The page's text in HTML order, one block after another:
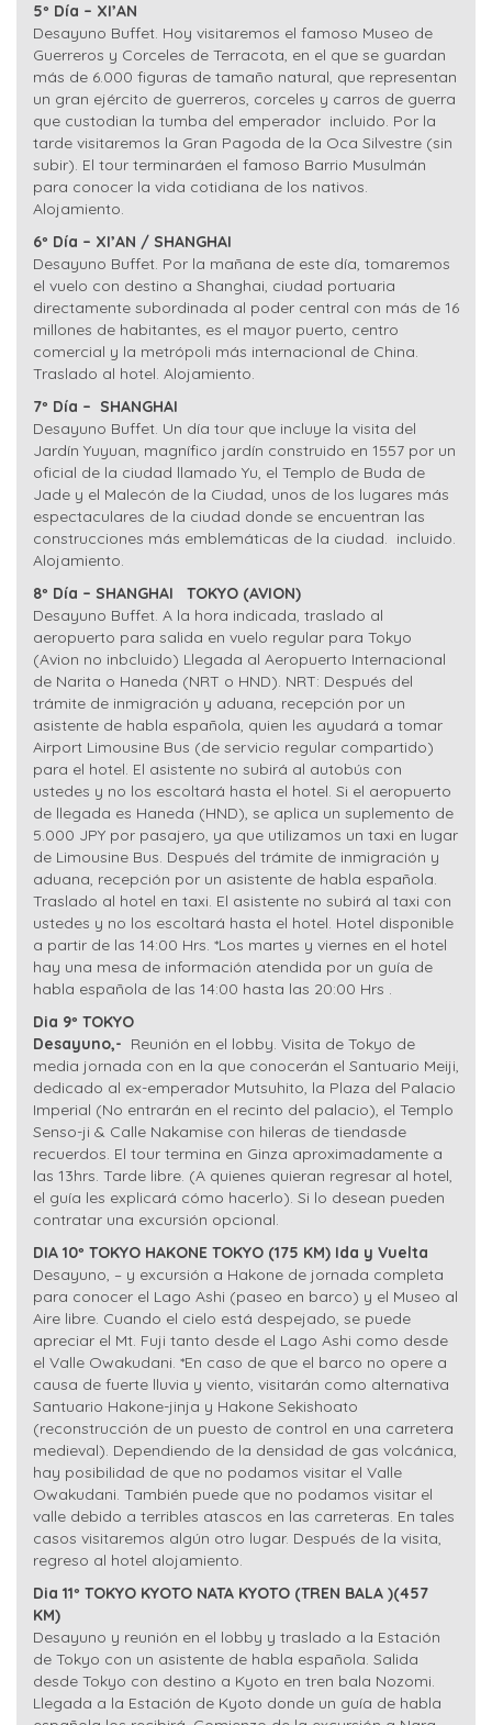
5º Día – XI’AN
Desayuno Buffet. Hoy visitaremos el famoso Museo de
Guerreros y Corceles de Terracota, en el que se guardan
más de 6.000 figuras de tamaño natural, que representan
un gran ejército de guerreros, corceles y carros de guerra
que custodian la tumba del emperador incluido. Por la
tarde visitaremos la Gran Pagoda de la Oca Silvestre (sin
subir). El tour terminaráen el famoso Barrio Musulmán
para conocer la vida cotidiana de los nativos.
Alojamiento.
6º Día – XI’AN / SHANGHAI
Desayuno Buffet. Por la mañana de este día, tomaremos
el vuelo con destino a Shanghai, ciudad portuaria
directamente subordinada al poder central con más de 16
millones de habitantes, es el mayor puerto, centro
comercial y la metrópoli más internacional de China.
Traslado al hotel. Alojamiento.
7º Día – SHANGHAI
Desayuno Buffet. Un día tour que incluye la visita del
Jardín Yuyuan, magnífico jardín construido en 1557 por un
oficial de la ciudad llamado Yu, el Templo de Buda de
Jade y el Malecón de la Ciudad, unos de los lugares más
espectaculares de la ciudad donde se encuentran las
construcciones más emblemáticas de la ciudad. incluido.
Alojamiento.
8º Día – SHANGHAI
TOKYO (AVION)
Desayuno Buffet. A la hora indicada, traslado al
aeropuerto para salida en vuelo regular para Tokyo
(Avion no inbcluido) Llegada al Aeropuerto Internacional
de Narita o Haneda (NRT o HND). NRT: Después del
trámite de inmigración y aduana, recepción por un
asistente de habla española, quien les ayudará a tomar
Airport Limousine Bus (de servicio regular compartido)
para el hotel. El asistente no subirá al autobús con
ustedes y no los escoltará hasta el hotel. Si el aeropuerto
de llegada es Haneda (HND), se aplica un suplemento de
5.000 JPY por pasajero, ya que utilizamos un taxi en lugar
de Limousine Bus. Después del trámite de inmigración y
aduana, recepción por un asistente de habla española.
Traslado al hotel en taxi. El asistente no subirá al taxi con
ustedes y no los escoltará hasta el hotel. Hotel disponible
a partir de las 14:00 Hrs. *Los martes y viernes en el hotel
hay una mesa de información atendida por un guía de
habla española de las 14:00 hasta las 20:00 Hrs .
Dia 9º TOKYO
Desayuno,- Reunión en el lobby. Visita de Tokyo de
media jornada con en la que conocerán el Santuario Meiji,
dedicado al ex-emperador Mutsuhito, la Plaza del Palacio
Imperial (No entrarán en el recinto del palacio), el Templo
Senso-ji & Calle Nakamise con hileras de tiendasde
recuerdos. El tour termina en Ginza aproximadamente a
las 13hrs. Tarde libre. (A quienes quieran regresar al hotel,
el guía les explicará cómo hacerlo). Si lo desean pueden
contratar una excursión opcional.
DIA 10º TOKYO HAKONE TOKYO (175 KM) Ida y Vuelta
Desayuno, – y excursión a Hakone de jornada completa
para conocer el Lago Ashi (paseo en barco) y el Museo al
Aire libre. Cuando el cielo está despejado, se puede
apreciar el Mt. Fuji tanto desde el Lago Ashi como desde
el Valle Owakudani. *En caso de que el barco no opere a
causa de fuerte lluvia y viento, visitarán como alternativa
Santuario Hakone-jinja y Hakone Sekishoato
(reconstrucción de un puesto de control en una carretera
medieval). Dependiendo de la densidad de gas volcánica,
hay posibilidad de que no podamos visitar el Valle
Owakudani. También puede que no podamos visitar el
valle debido a terribles atascos en las carreteras. En tales
casos visitaremos algún otro lugar. Después de la visita,
regreso al hotel alojamiento.
Dia 11º TOKYO KYOTO NATA KYOTO (TREN BALA )(457
KM)
Desayuno y reunión en el lobby y traslado a la Estación
de Tokyo con un asistente de habla española. Salida
desde Tokyo con destino a Kyoto en tren bala Nozomi.
Llegada a la Estación de Kyoto donde un guía de habla